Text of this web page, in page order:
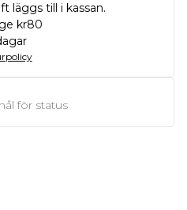
läggs till i kassan.
kr80
för status